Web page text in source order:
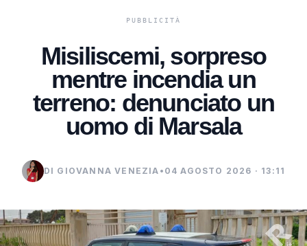
Misiliscemi, sorpreso
mentre incendia un
terreno: denunciato un
uomo di Marsala
DI GIOVANNA VENEZIA • 04 AGOSTO 2026 · 13:11